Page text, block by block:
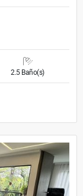
2.5 Baño(s)